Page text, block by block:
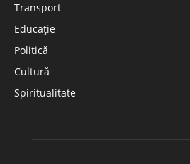
Transport
Educație
Politică
Cultură
Spiritualitate